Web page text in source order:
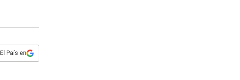
País en